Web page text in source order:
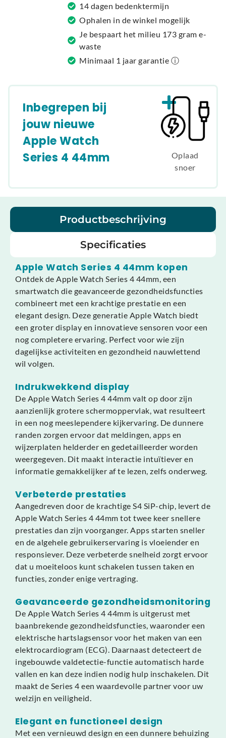
v
e
:
14 dagen bedenktermijn
Ophalen in de winkel mogelijk
Je bespaart het milieu 173 gram e-
waste
Minimaal 1 jaar garantie ⓘ
Inbegrepen bij
jouw nieuwe
Apple Watch
Series 4 44mm
Oplaad
snoer
Productbeschrijving
Specificaties
Apple Watch Series 4 44mm kopen
Ontdek de Apple Watch Series 4 44mm, een
smartwatch die geavanceerde gezondheidsfuncties
combineert met een krachtige prestatie en een
elegant design. Deze generatie Apple Watch biedt
een groter display en innovatieve sensoren voor een
nog completere ervaring. Perfect voor wie zijn
dagelijkse activiteiten en gezondheid nauwlettend
wil volgen.
Indrukwekkend display
De Apple Watch Series 4 44mm valt op door zijn
aanzienlijk grotere schermoppervlak, wat resulteert
in een nog meeslependere kijkervaring. De dunnere
randen zorgen ervoor dat meldingen, apps en
wijzerplaten helderder en gedetailleerder worden
weergegeven. Dit maakt interactie intuïtiever en
informatie gemakkelijker af te lezen, zelfs onderweg.
Verbeterde prestaties
Aangedreven door de krachtige S4 SiP-chip, levert de
Apple Watch Series 4 44mm tot twee keer snellere
prestaties dan zijn voorganger. Apps starten sneller
en de algehele gebruikerservaring is vloeiender en
responsiever. Deze verbeterde snelheid zorgt ervoor
dat u moeiteloos kunt schakelen tussen taken en
functies, zonder enige vertraging.
Geavanceerde gezondheidsmonitoring
De Apple Watch Series 4 44mm is uitgerust met
baanbrekende gezondheidsfuncties, waaronder een
elektrische hartslagsensor voor het maken van een
elektrocardiogram (ECG). Daarnaast detecteert de
ingebouwde valdetectie-functie automatisch harde
vallen en kan deze indien nodig hulp inschakelen. Dit
maakt de Series 4 een waardevolle partner voor uw
welzijn en veiligheid.
Elegant en functioneel design
Met een vernieuwd design en een dunnere behuizing